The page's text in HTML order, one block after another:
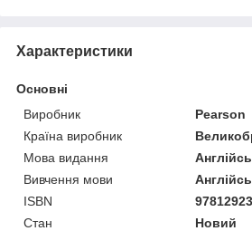
Характеристики
Основні
Виробник
Pearson
Країна виробник
Мова видання
Вивчення мови
ISBN
Стан
Новий